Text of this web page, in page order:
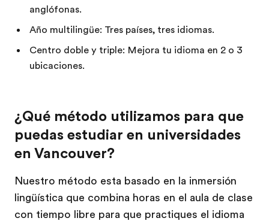
anglófonas.
Año multilingüe: Tres países, tres idiomas.
Centro doble y triple: Mejora tu idioma en 2 o 3
ubicaciones.
¿Qué método utilizamos para que
puedas estudiar en universidades
en Vancouver?
Nuestro método esta basado en la inmersión
lingüística que combina horas en el aula de clase
con tiempo libre para que practiques el idioma